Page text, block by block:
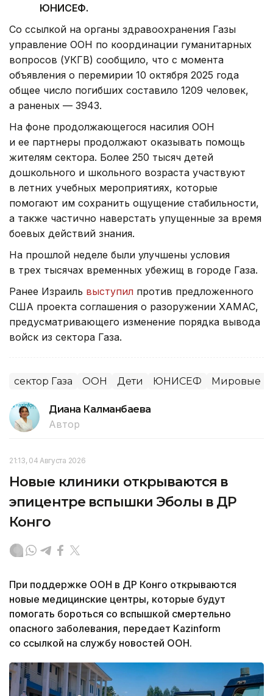
ЮНИСЕФ.
Со ссылкой на органы здравоохранения Газы
управление ООН по координации гуманитарных
вопросов (УКГВ) сообщило, что с момента
объявления о перемирии 10 октября 2025 года
общее число погибших составило 1209 человек,
а раненых — 3943.
На фоне продолжающегося насилия ООН
и ее партнеры продолжают оказывать помощь
жителям сектора. Более 250 тысяч детей
дошкольного и школьного возраста участвуют
в летних учебных мероприятиях, которые
помогают им сохранить ощущение стабильности,
а также частично наверстать упущенные за время
боевых действий знания.
На прошлой неделе были улучшены условия
в трех тысячах временных убежищ в городе Газа.
Ранее Израиль выступил против предложенного
США проекта соглашения о разоружении ХАМАС,
предусматривающего изменение порядка вывода
войск из сектора Газа.
сектор Газа ООН Дети ЮНИСЕФ Мировые
Диана Калманбаева
Автор
21:13, 04 Августа 2026
Новые клиники открываются в
эпицентре вспышки Эболы в ДР
Конго
При поддержке ООН в ДР Конго открываются
новые медицинские центры, которые будут
помогать бороться со вспышкой смертельно
опасного заболевания, передает Kazinform
со ссылкой на службу новостей ООН.